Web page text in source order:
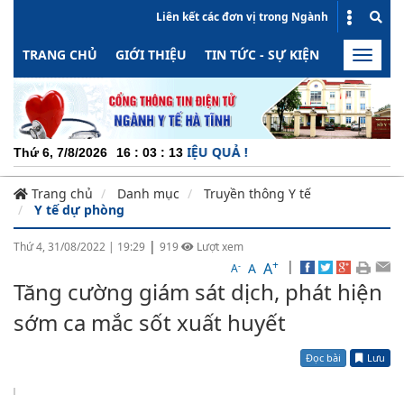
Liên kết các đơn vị trong Ngành
TRANG CHỦ GIỚI THIỆU TIN TỨC - SỰ KIỆN HOẠT
Toggle
Thứ 6, 7/8/2026 16 : 03 : 14
- MINH BẠCH - HIỆU QUẢ !
Trang chủ Danh mục
Truyền thông Y tế
Y tế dự phòng
Thứ 4, 31/08/2022 | 19:29 | 919
Lượt xem
A- A A+ |
Tăng cường giám sát dịch, phát hiện
sớm ca mắc sốt xuất huyết
Đọc bài Lưu